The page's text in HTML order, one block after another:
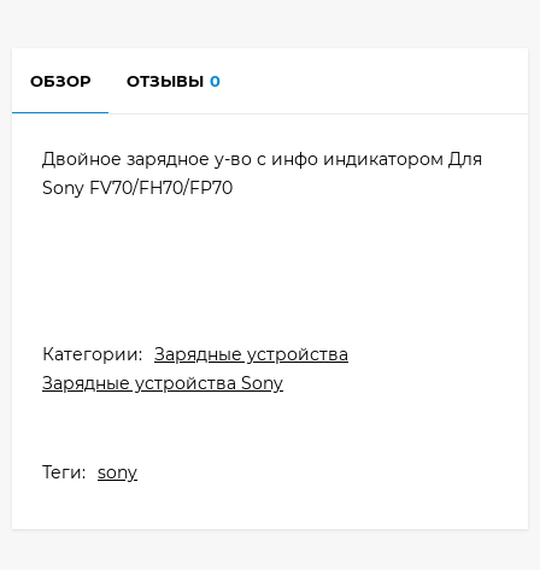
ОБЗОР ОТЗЫВЫ 0
Двойное зарядное у-во с инфо индикатором Для
Sony FV70/FH70/FP70
Категории: Зарядные устройства
Зарядные устройства Sony
Теги: sony